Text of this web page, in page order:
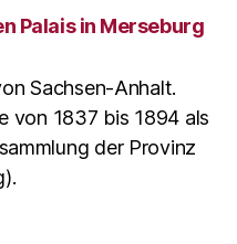
Palais in Merseburg
Sachsen-Anhalt.
von 1837 bis 1894 als
der Provinz